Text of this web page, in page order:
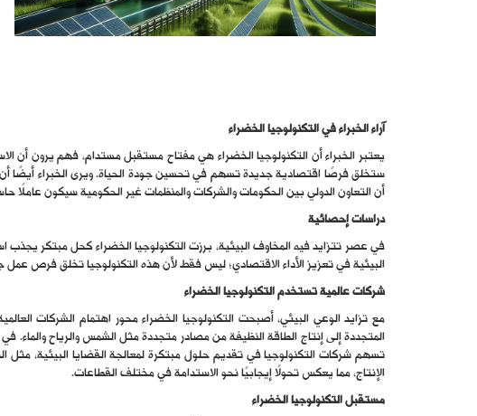
آراء الخبراء في التكنولوجيا الخضراء
يعتبر الخبراء أن التكنولوجيا الخضراء هي مفتاح مستقبل مستدام، فهم يرون أن
ستخلق فرصًا اقتصادية جديدة تسهم في تحسين جودة الحياة. ويرى الخبراء أيضًا أن
أن التعاون الدولي بين الحكومات والشركات والمنظمات غير الحكومية سيكون عاملًا
دراسات إحصائية
في عصر تتزايد فيه المخاوف البيئية، برزت التكنولوجيا الخضراء كحل مبتكر
البيئية في تعزيز الأداء الاقتصادي؛ ليس فقط لأن هذه التكنولوجيا تخلق فرص
شركات عالمية تستخدم التكنولوجيا الخضراء
مع تزايد الوعي البيئي، أصبحت التكنولوجيا الخضراء محور اهتمام الشركات
المتجددة إلى إنتاج الطاقة النظيفة من مصادر متجددة مثل الشمس والرياح والماء.
تسهم شركات التكنولوجيا في تقديم حلول مبتكرة لمعالجة القضايا البيئية، مثل
الإنتاج، مما يعكس تحولًا إيجابيًا نحو الاستدامة في مختلف القطاعات.
مستقبل التكنولوجيا الخضراء